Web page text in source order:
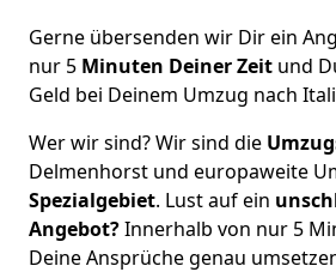
Gerne übersenden wir Dir ein
nur 5 Minuten Deiner Zeit und
Geld bei Deinem Umzug nach
Wer wir sind? Wir sind die
Delmenhorst und europaweite
Spezialgebiet. Lust auf ein
Angebot?Innerhalb von nur 5
Deine Ansprüche genau